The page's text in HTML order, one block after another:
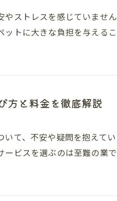
ストレスを感じていませ
トに大きな負担を与える
方と料金を徹底解説
て、不安や疑問を抱えて
ビスを選ぶのは至難の業